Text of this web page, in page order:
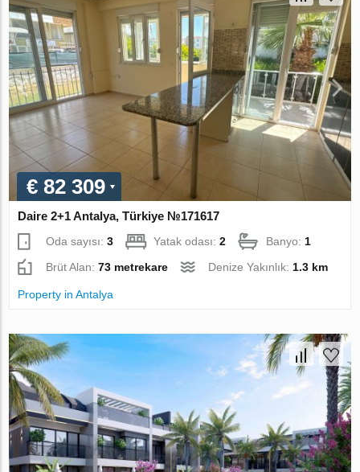
€ 82 309
Daire 2+1 Antalya, Türkiye №171617
Oda sayısı:3 Yatak odası:2 Banyo:1
Brüt Alan:73 metrekare Denize Yakınlık:1.3 km
Property in Antalya